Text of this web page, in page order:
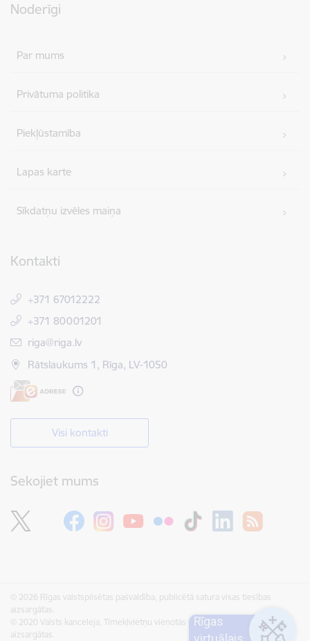
Noderīgi
Par mums
Privātuma politika
Piekļūstamība
Lapas karte
Sīkdatņu izvēles maiņa
Kontakti
+371 67012222
+371 80001201
E-pasts:
riga@riga.lv
Rātslaukums 1, Rīga, LV-1050
Visi kontakti
Sekojiet mums
© 2026 Rīgas valstspilsētas pašvaldība, publicētā satura visas tiesības
aizsargātas.
© 2020 Valsts kanceleja, Tīmekļvietņu vienotās platformas visas tiesības
aizsargātas.
Rīgas